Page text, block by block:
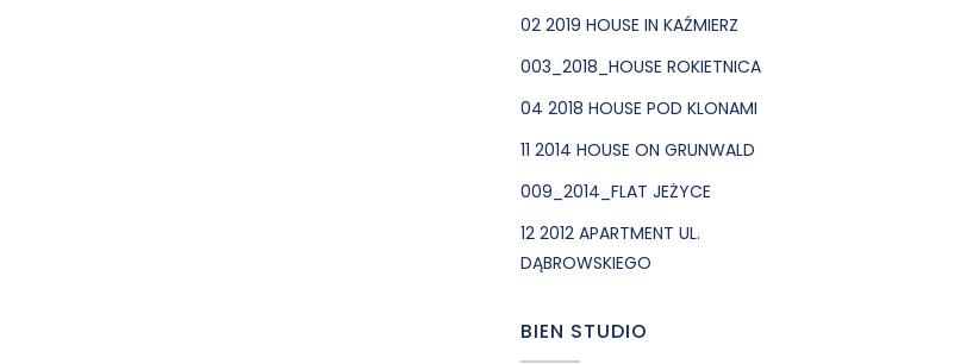
02 2019 HOUSE IN KAŹMIERZ
003_2018_HOUSE ROKIETNICA
04 2018 HOUSE POD KLONAMI
11 2014 HOUSE ON GRUNWALD
009_2014_FLAT JEŻYCE
12 2012 APARTMENT UL.
DĄBROWSKIEGO
BIEN STUDIO